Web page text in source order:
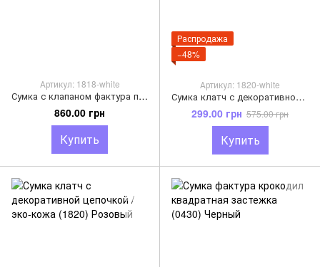
Артикул: 1818-white
Сумка с клапаном фактура полосками плоская застежка А06-1818 Белая
860.00 грн
Купить
Распродажа
−48%
Артикул: 1820-white
Сумка клатч с декоративной цепочкой / эко-кожа (1820) Белый
299.00 грн 575.00 грн
Купить